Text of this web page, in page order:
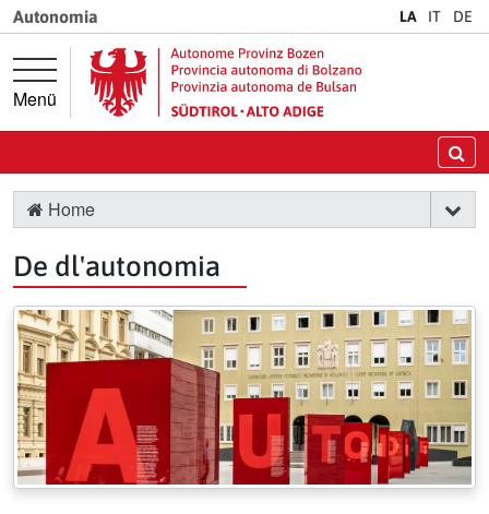
Springe direkt zur Hauptnavigation
Springe direkt zum Inhalt
Autonomia LA IT DE
Menü
Home
De dl'autonomia